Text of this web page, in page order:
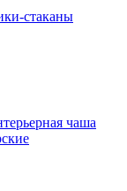
стаканы
чаша